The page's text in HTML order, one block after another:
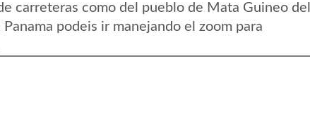
carreteras como del pueblo de Mata Guineo del
podeis ir manejando el zoom para